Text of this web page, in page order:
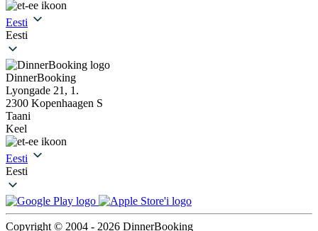
Eesti
Eesti
DinnerBooking
Lyongade 21, 1.
2300 Kopenhaagen S
Taani
Keel
Eesti
Eesti
Copyright © 2004 - 2026 DinnerBooking